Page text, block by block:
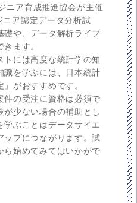
ニア育成推進協会が主催
ア認定データ分析試
や、データ解析ライブ
ます。
トには高度な統計学の知
を学ぶには、日本統計
がおすすめです。
の受注に資格は必須で
少ない場合の補助とし
ぶことはデータサイエ
ップにつながります。試
ら始めてみてはいかがで